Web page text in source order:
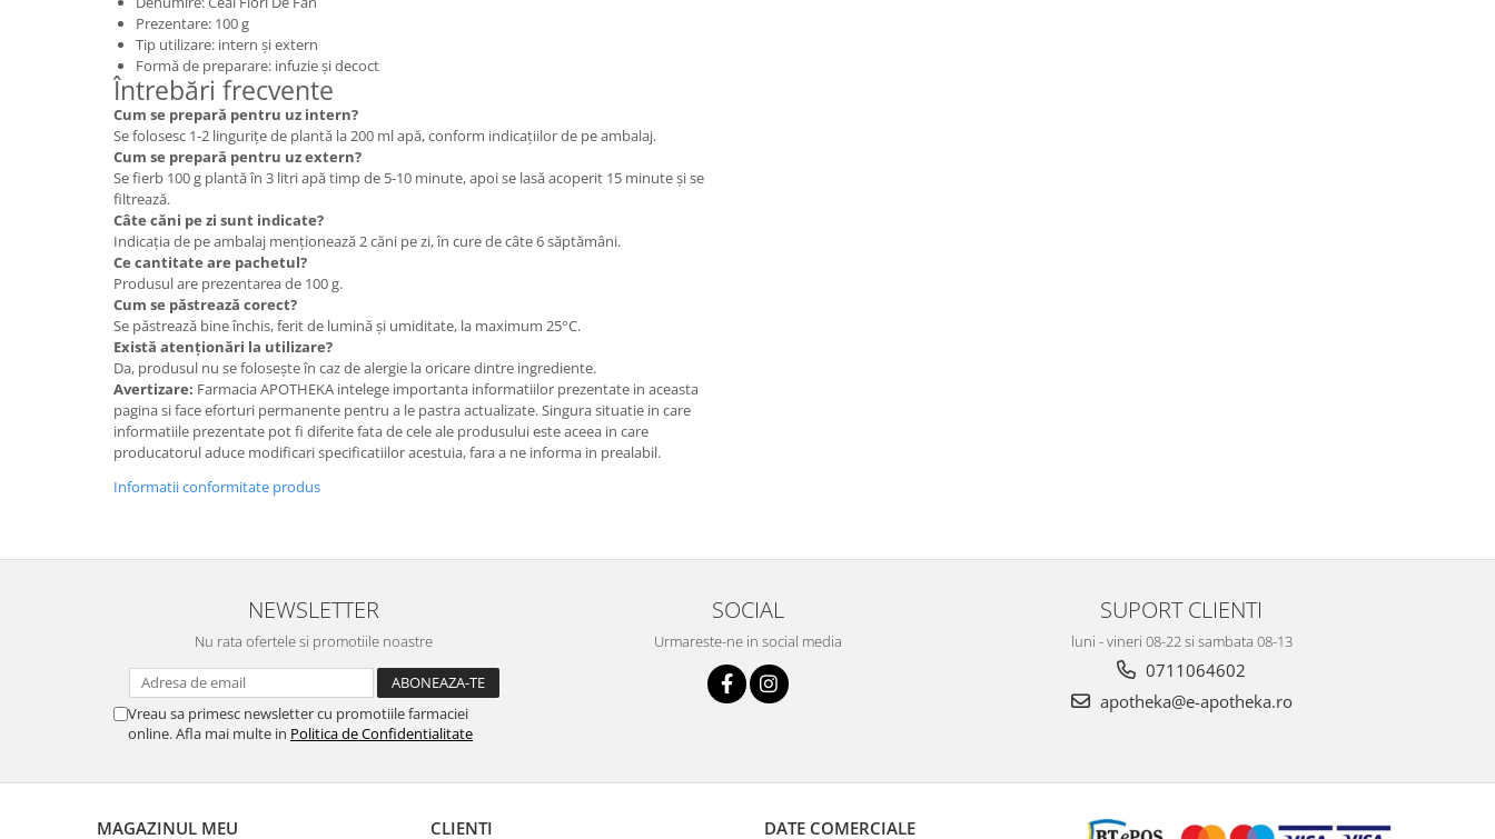
Prezentare: 100 g
Tip utilizare: intern și extern
Formă de preparare: infuzie și decoct
Întrebări frecvente
Cum se prepară pentru uz intern?
Se folosesc 1-2 lingurițe de plantă la 200 ml apă, conform indicațiilor de pe ambalaj.
Cum se prepară pentru uz extern?
Se fierb 100 g plantă în 3 litri apă timp de 5-10 minute, apoi se lasă acoperit 15 minute și se
filtrează.
Câte căni pe zi sunt indicate?
Indicația de pe ambalaj menționează 2 căni pe zi, în cure de câte 6 săptămâni.
Ce cantitate are pachetul?
Produsul are prezentarea de 100 g.
Cum se păstrează corect?
Se păstrează bine închis, ferit de lumină și umiditate, la maximum 25°C.
Există atenționări la utilizare?
Da, produsul nu se folosește în caz de alergie la oricare dintre ingrediente.
Avertizare: Farmacia APOTHEKA intelege importanta informatiilor prezentate in aceasta
pagina si face eforturi permanente pentru a le pastra actualizate. Singura situatie in care
informatiile prezentate pot fi diferite fata de cele ale produsului este aceea in care
producatorul aduce modificari specificatiilor acestuia, fara a ne informa in prealabil.
Informatii conformitate produs
NEWSLETTER
Nu rata ofertele si promotiile noastre
Vreau sa primesc newsletter cu promotiile farmaciei
online. Afla mai multe in Politica de Confidentialitate
SOCIAL
Urmareste-ne in social media
SUPORT CLIENTI
luni - vineri 08-22 si sambata 08-13
0711064602
apotheka@e-apotheka.ro
MAGAZINUL MEU CLIENTI DATE COMERCIALE